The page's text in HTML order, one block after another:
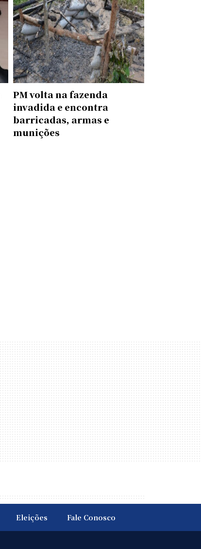
PM volta na fazenda
invadida e encontra
barricadas, armas e
munições
Eleições Fale Conosco